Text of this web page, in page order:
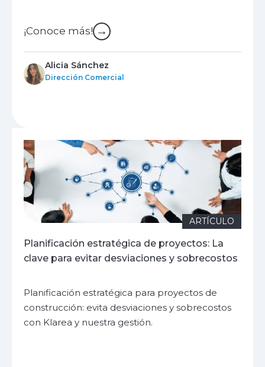
¡Conoce más! →
Alicia Sánchez
Dirección Comercial
ARTÍCULO
Planificación estratégica de proyectos: La
clave para evitar desviaciones y sobrecostos
Planificación estratégica para proyectos de
construcción: evita desviaciones y sobrecostos
con Klarea y nuestra gestión.